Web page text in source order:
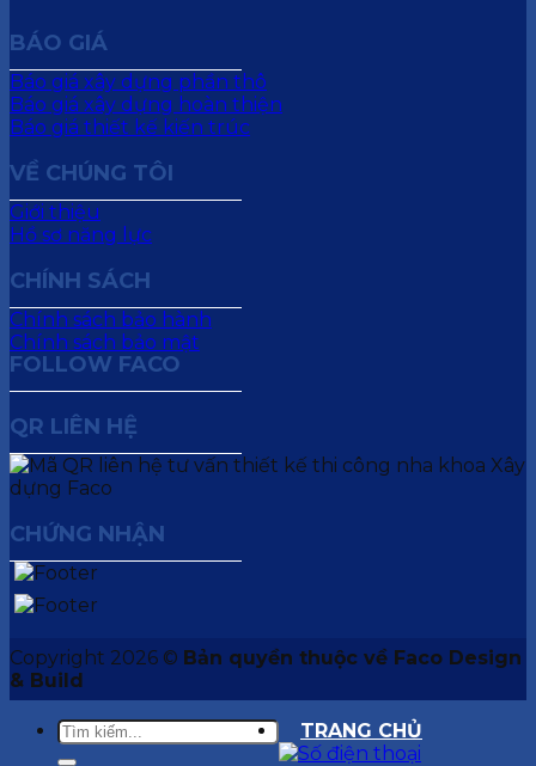
BÁO GIÁ
Báo giá xây dựng phần thô
Báo giá xây dựng hoàn thiện
Báo giá thiết kế kiến trúc
VỀ CHÚNG TÔI
Giới thiệu
Hồ sơ năng lực
CHÍNH SÁCH
Chính sách bảo hành
Chính sách bảo mật
FOLLOW FACO
QR LIÊN HỆ
CHỨNG NHẬN
Copyright 2026 © Bản quyền thuộc về Faco Design
& Build
TRANG CHỦ